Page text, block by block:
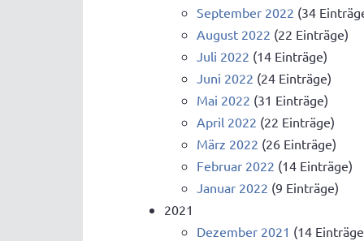
September 2022 (34
August 2022 (22 Einträge)
Juli 2022 (14 Einträge)
Juni 2022 (24 Einträge)
Mai 2022 (31 Einträge)
April 2022 (22 Einträge)
März 2022 (26 Einträge)
Februar 2022 (14 Einträge)
Januar 2022 (9 Einträge)
2021
Dezember 2021 (14